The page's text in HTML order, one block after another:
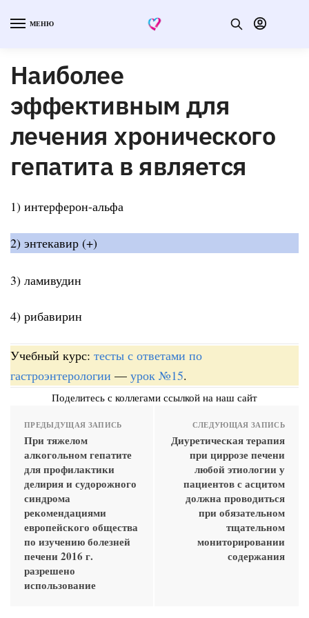
МЕНЮ
Наиболее
эффективным для
лечения хронического
гепатита в является
1) интерферон-альфа
2) энтекавир (+)
3) ламивудин
4) рибавирин
Учебный курс: тесты с ответами по
гастроэнтерологии — урок №15.
Поделитесь с коллегами ссылкой на наш сайт
ПРЕДЫДУЩАЯ ЗАПИСЬ
При тяжелом
алкогольном гепатите
для профилактики
делирия и судорожного
синдрома
рекомендациями
европейского общества
по изучению болезней
печени 2016 г.
разрешено
использование
СЛЕДУЮЩАЯ ЗАПИСЬ
Диуретическая терапия
при циррозе печени
любой этиологии у
пациентов с асцитом
должна проводиться
при обязательном
тщательном
мониторировании
содержания